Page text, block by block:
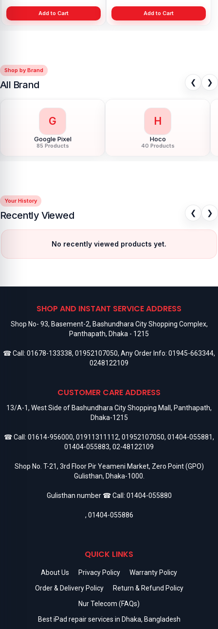
Add to Cart Add to Cart
Shop by Brand
All Brand ❮ ❯
G
Google Pixel
85 Products
H
Hoco
40 Products
Your History
Recently Viewed ❮ ❯
No recently viewed products yet.
SHOP AND INSTANT SERVICE ADDRESS
Shop No- 93, Basement-2, Bashundhara City Shopping Complex,
Panthapath, Dhaka - 1215
☎ Call: 01678-133338, 01952107050, Any Order Info: 01945-663344,
0248122109
CUSTOMER CARE ADDRESS
13/A-1, West Side of Bashundhara City Shopping Mall, Panthapath,
Dhaka-1215
☎ Call: 01614-956000, 01911311112, 01952107050, 01404-055881,
01404-055883, 02-48122109
Shop No. T-21, 3rd Floor Pir Yeameni Market, Zero Point (GPO)
Gulisthan, Dhaka-1000.
Gulisthan number ☎ Call: 01404-055880
, 01404-055886
QUICK LINKS
About Us Privacy Policy
Warranty Policy
Order & Delivery Policy
Return & Refund Policy
Nur Telecom (FAQs)
Best iPad repair services in Dhaka, Bangladesh